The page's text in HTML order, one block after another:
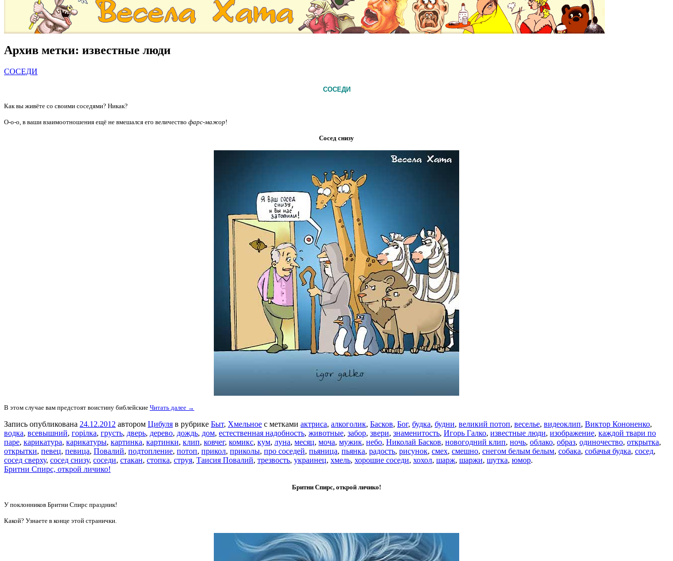
Архив метки: известные люди
СОСЕДИ
СОСЕДИ
Как вы живёте со своими соседями? Никак?
О-о-о, в ваши взаимоотношения ещё не вмешался его величество фарс-мажор!
Сосед снизу
В этом случае вам предстоят воистину библейские Читать далее →
Запись опубликована 24.12.2012 автором Цибуля в рубрике Быт, Хмельное с метками актриса, алкоголик, Басков, Бог, будка, будни, великий потоп, веселье, видеоклип, Виктор Кононенко,
водка, всевышний, горілка, грусть, дверь, дерево, дождь, дом, естественная надобность, животные, забор, звери, знаменитость, Игорь Галко, известные люди, изображение, каждой твари по
паре, карикатура, карикатуры, картинка, картинки, клип, ковчег, комикс, кум, луна, месяц, моча, мужик, небо, Николай Басков, новогодний клип, ночь, облако, образ, одиночество, открытка,
открытки, певец, певица, Повалий, подтопление, потоп, прикол, приколы, про соседей, пьяница, пьянка, радость, рисунок, смех, смешно, снегом белым белым, собака, собачья будка, сосед,
сосед сверху, сосед снизу, соседи, стакан, стопка, струя, Таисия Повалий, трезвость, украинец, хмель, хорошие соседи, хохол, шарж, шаржи, шутка, юмор.
Бритни Спирс, открой личико!
Бритни Спирс, открой личико!
У поклонников Бритни Спирс праздник!
Какой? Узнаете в конце этой странички.